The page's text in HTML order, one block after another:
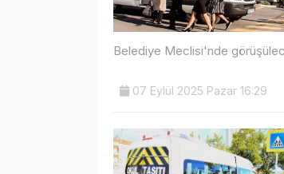
Belediye Meclisi'nde
07 Eylül 2025 Pazar 16:29